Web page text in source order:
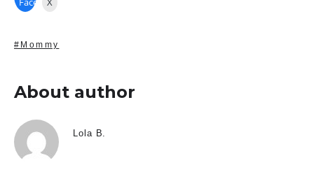
#Mommy
About author
Lola B.